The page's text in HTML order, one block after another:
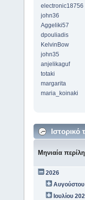
electronic18756
john36
Aggeliki57
dpouliadis
KelvinBow
john35
anjelikaguf
totaki
margarita
maria_koinaki
Μηνιαία
2026
Ιουλίου